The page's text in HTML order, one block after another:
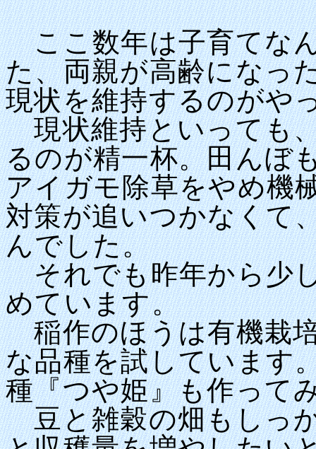
ここ数年は子育てな
た、両親が高齢になっ
現状を維持するのがや
現状維持といっても
るのが精一杯。田んぼ
アイガモ除草をやめ機
対策が追いつかなくて
んでした。
それでも昨年から少
めています。
稲作のほうは有機栽
な品種を試しています
種『つや姫』も作って
豆と雑穀の畑もしっ